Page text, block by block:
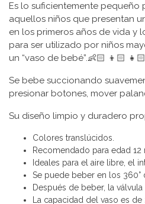
Es lo suficientemente pequeño
aquellos niños que presentan
en los primeros años de vida y
para ser utilizado por niños
un “vaso de bebé”.👶🏻 👦🏻 👧🏻
Se bebe succionando
presionar botones, mover
Su diseño limpio y duradero
Colores translúcidos.
Recomendado para edad 12
Ideales para el aire libre, el
Se puede beber en los 360°
Después de beber, la
La capacidad del vaso es de